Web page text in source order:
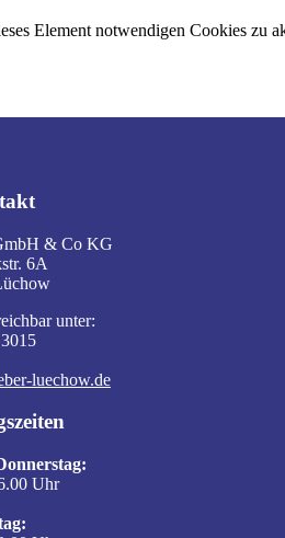
Element notwendigen Cookies zu
& Co KG
6A
unter:
luechow.de
Uhr